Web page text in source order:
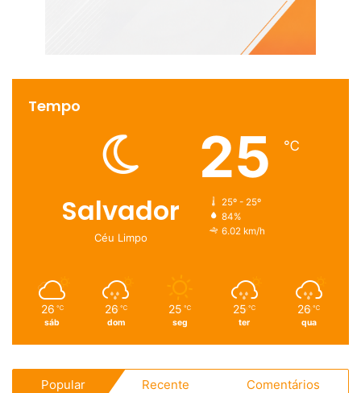
Tempo
Salvador
Céu Limpo
25 ℃
25º - 25º
84%
6.02 km/h
26 ℃
sáb
26 ℃
dom
25 ℃
seg
25 ℃
ter
26 ℃
qua
Popular Recente Comentários